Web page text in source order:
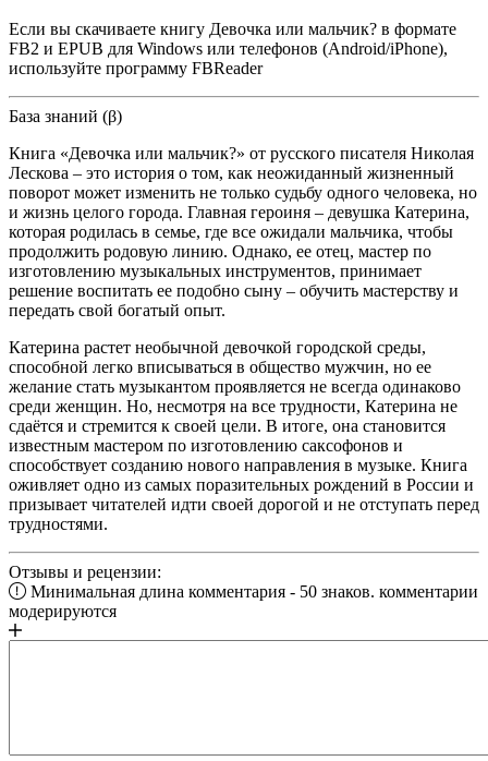
Если вы скачиваете книгу Девочка или мальчик? в формате
FB2 и EPUB для Windows или телефонов (Android/iPhone),
используйте программу FBReader
База знаний (β)
Книга «Девочка или мальчик?» от русского писателя Николая
Лескова – это история о том, как неожиданный жизненный
поворот может изменить не только судьбу одного человека, но
и жизнь целого города. Главная героиня – девушка Катерина,
которая родилась в семье, где все ожидали мальчика, чтобы
продолжить родовую линию. Однако, ее отец, мастер по
изготовлению музыкальных инструментов, принимает
решение воспитать ее подобно сыну – обучить мастерству и
передать свой богатый опыт.
Катерина растет необычной девочкой городской среды,
способной легко вписываться в общество мужчин, но ее
желание стать музыкантом проявляется не всегда одинаково
среди женщин. Но, несмотря на все трудности, Катерина не
сдаётся и стремится к своей цели. В итоге, она становится
известным мастером по изготовлению саксофонов и
способствует созданию нового направления в музыке. Книга
оживляет одно из самых поразительных рождений в России и
призывает читателей идти своей дорогой и не отступать перед
трудностями.
Отзывы и рецензии:
Минимальная длина комментария - 50 знаков. комментарии
модерируются